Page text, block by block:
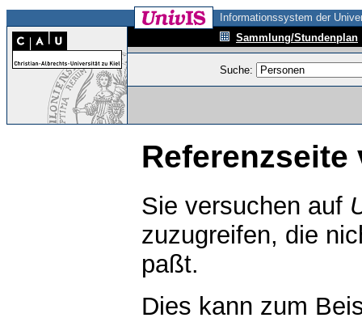
Informationssystem der
Sammlung/Stundenplan
Suche:
Referenzseite
Sie versuchen auf
zuzugreifen, die
paßt.
Dies kann zum